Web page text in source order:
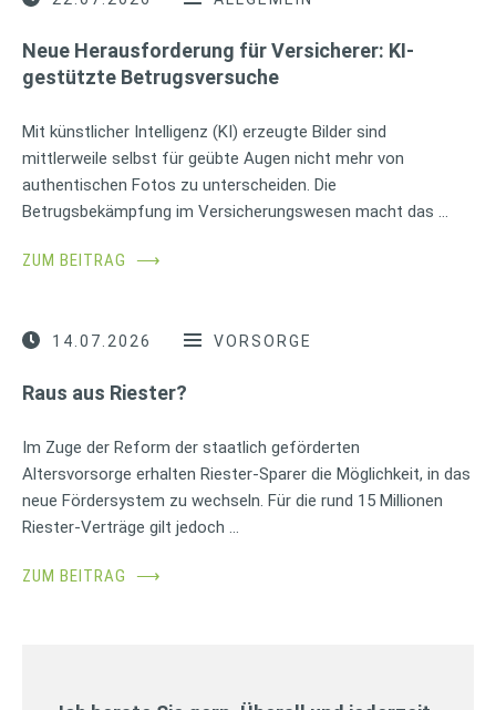
Neue Herausforderung für Versicherer: KI-
gestützte Betrugsversuche
Mit künstlicher Intelligenz (KI) erzeugte Bilder sind
mittlerweile selbst für geübte Augen nicht mehr von
authentischen Fotos zu unterscheiden. Die
Betrugsbekämpfung im Versicherungswesen macht das …
ZUM BEITRAG ⟶
14.07.2026 VORSORGE
Raus aus Riester?
Im Zuge der Reform der staatlich geförderten
Altersvorsorge erhalten Riester-Sparer die Möglichkeit, in das
neue Fördersystem zu wechseln. Für die rund 15 Millionen
Riester-Verträge gilt jedoch …
ZUM BEITRAG ⟶